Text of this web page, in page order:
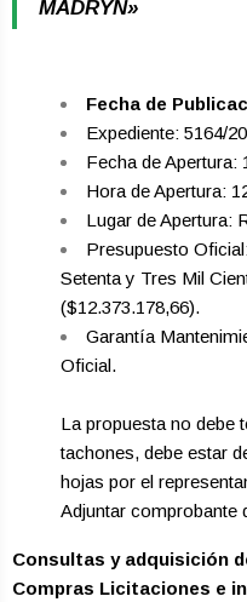
MADRYN»
Fecha de
Expediente: 5164/
Fecha de Apertura:
Hora de Apertura:
Lugar de Apertura:
Presupuesto
Setenta y Tres Mil
($12.373.178,66).
Garantía
Oficial.
La propuesta no debe
tachones, debe estar
hojas por el
Adjuntar comprobante
Consultas y adquisición
Compras Licitaciones e